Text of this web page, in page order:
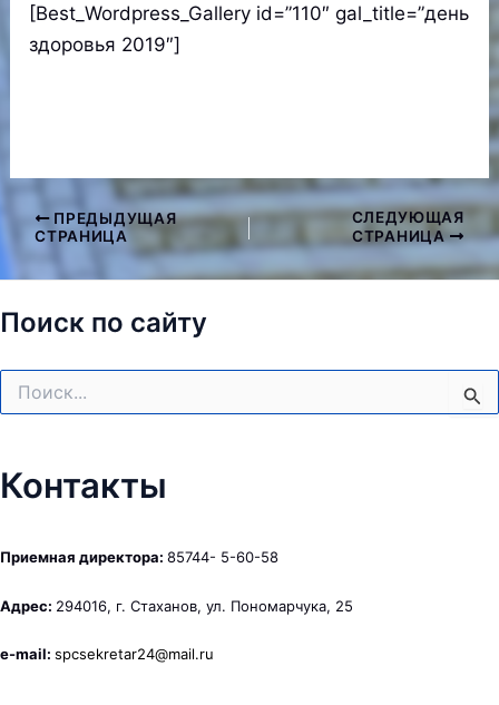
[Best_Wordpress_Gallery id=”110″ gal_title=”день
здоровья 2019″]
Навигация
записям
ПРЕДЫДУЩАЯ
СТРАНИЦА
СЛЕДУЮЩАЯ
СТРАНИЦА
Поиск по сайту
Контакты
Приемная директора: 85744- 5-60-58
Адрес: 294016, г. Стаханов, ул. Пономарчука, 25
e-mail: spcsekretar24@mail.ru